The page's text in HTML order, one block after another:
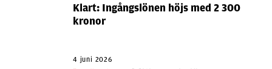
Klart: Ingångslönen höjs med 2 300
kronor
4 juni 2026